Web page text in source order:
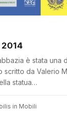
è stata una
scritto da Valerio
statua…
in Mobili